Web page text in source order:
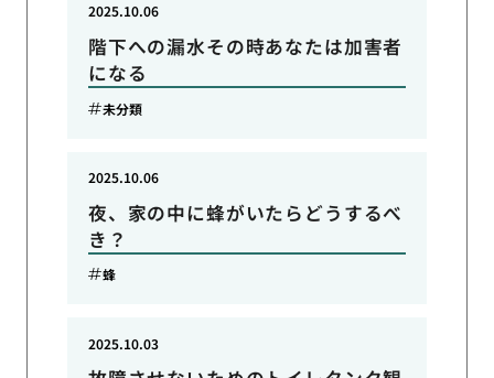
階下への漏水その時あなたは加害者
になる
2025.10.06
未分類
夜、家の中に蜂がいたらどうするべ
き？
2025.10.06
蜂
2025.10.03